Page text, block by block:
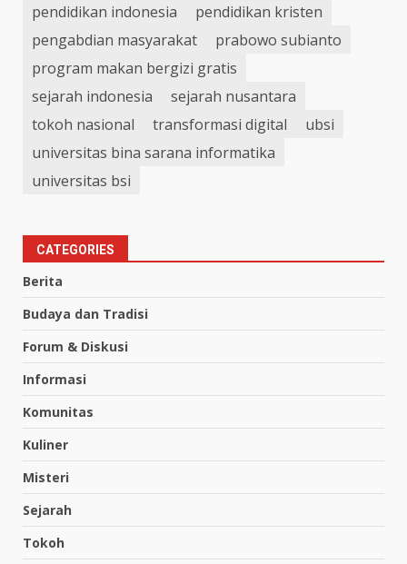
pendidikan indonesia
pendidikan kristen
pengabdian masyarakat
prabowo subianto
program makan bergizi gratis
sejarah indonesia
sejarah nusantara
tokoh nasional
transformasi digital
ubsi
universitas bina sarana informatika
universitas bsi
CATEGORIES
Berita
Budaya dan Tradisi
Forum & Diskusi
Informasi
Komunitas
Kuliner
Misteri
Sejarah
Tokoh